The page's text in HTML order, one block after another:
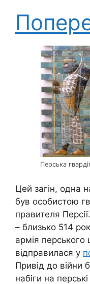
Перська
Цей загін, одна
був особистою
правителя
– близько 514
армія перського
відправилася у
Привід до війни
набіги на